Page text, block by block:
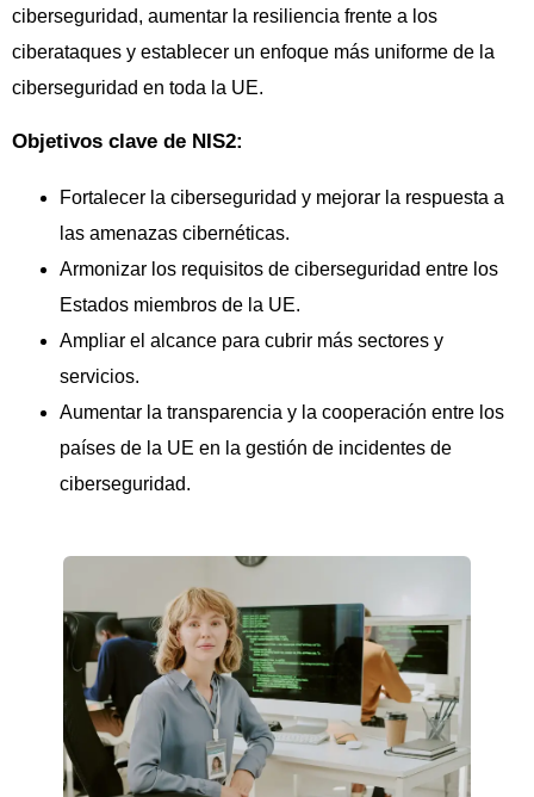
ciberseguridad, aumentar la resiliencia frente a los
ciberataques y establecer un enfoque más uniforme de la
ciberseguridad en toda la UE.
Objetivos clave de NIS2:
Fortalecer la ciberseguridad y mejorar la respuesta a
las amenazas cibernéticas.
Armonizar los requisitos de ciberseguridad entre los
Estados miembros de la UE.
Ampliar el alcance para cubrir más sectores y
servicios.
Aumentar la transparencia y la cooperación entre los
países de la UE en la gestión de incidentes de
ciberseguridad.